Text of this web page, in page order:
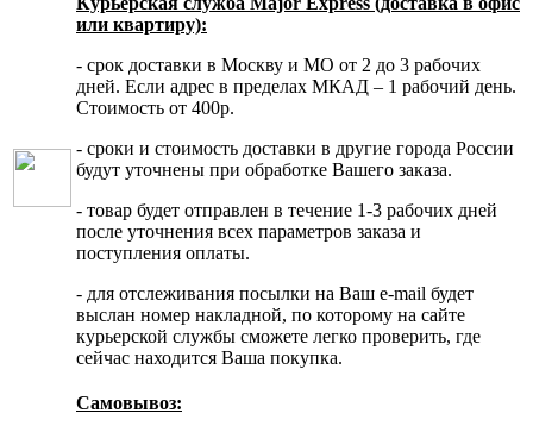
или квартиру):
- срок доставки в Москву и МО от 2 до 3 рабочих
дней. Если адрес в пределах МКАД – 1 рабочий день.
Стоимость от 400р.
- сроки и стоимость доставки в другие города России
будут уточнены при обработке Вашего заказа.
- товар будет отправлен в течение 1-3 рабочих дней
после уточнения всех параметров заказа и
поступления оплаты.
- для отслеживания посылки на Ваш e-mail будет
выслан номер накладной, по которому на сайте
курьерской службы сможете легко проверить, где
сейчас находится Ваша покупка.
Самовывоз: